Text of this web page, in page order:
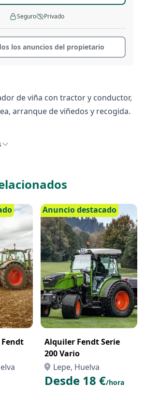
de viña con tractor y conductor,
arranque de viñedos y recogida.
Seguro Privado
los anuncios del propietario
Anuncio destacado
Alquiler Fendt Serie
200 Vario
Lepe, Huelva
Desde 18 €/hora